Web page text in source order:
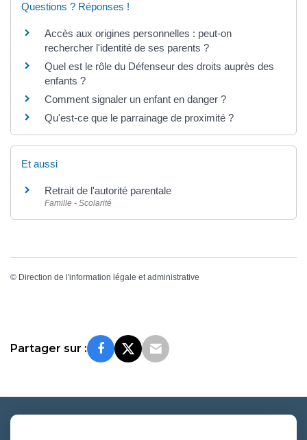
Questions ? Réponses !
Accès aux origines personnelles : peut-on
rechercher l'identité de ses parents ?
Quel est le rôle du Défenseur des droits auprès des
enfants ?
Comment signaler un enfant en danger ?
Qu'est-ce que le parrainage de proximité ?
Et aussi
Retrait de l'autorité parentale
Famille - Scolarité
© Direction de l'information légale et administrative
Partager sur :